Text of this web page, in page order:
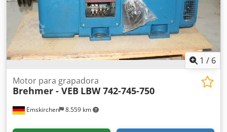
1 / 6
Emskirchen 8.559 km
Motor para grapadora
Brehmer - VEB LBW 742-745-750